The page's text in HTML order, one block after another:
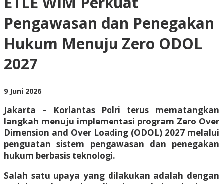
Pengawasan
Penegakan
Menuju
Zero
Pengawasan dan Penegakan
Hukum Menuju Zero ODOL
2027
9 Juni 2026oleh
Jakarta – Korlantas Polri terus mematangkan
langkah menuju implementasi program Zero Over
Dimension and Over Loading (ODOL) 2027 melalui
penguatan sistem pengawasan dan penegakan
hukum berbasis teknologi.
Salah satu upaya yang dilakukan adalah dengan